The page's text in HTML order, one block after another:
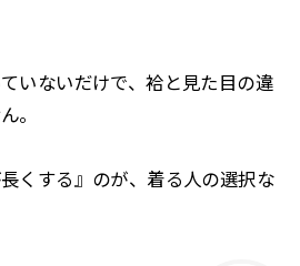
いないだけで、袷と見た目の違
。
くする』のが、着る人の選択な